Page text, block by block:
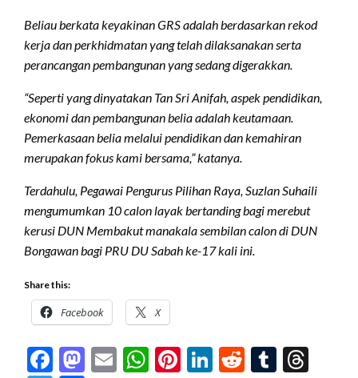
Beliau berkata keyakinan GRS adalah berdasarkan rekod
kerja dan perkhidmatan yang telah dilaksanakan serta
perancangan pembangunan yang sedang digerakkan.
“Seperti yang dinyatakan Tan Sri Anifah, aspek pendidikan,
ekonomi dan pembangunan belia adalah keutamaan.
Pemerkasaan belia melalui pendidikan dan kemahiran
merupakan fokus kami bersama,” katanya.
Terdahulu, Pegawai Pengurus Pilihan Raya, Suzlan Suhaili
mengumumkan 10 calon layak bertanding bagi merebut
kerusi DUN Membakut manakala sembilan calon di DUN
Bongawan bagi PRU DU Sabah ke-17 kali ini.
Share this:
Facebook X
Facebook
Mastodon
EmailWhatsApp
Pinterest
LinkedIn
RedditTumblr